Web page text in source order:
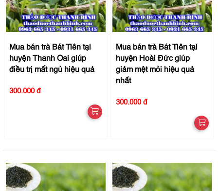
Mua bán trà Bát Tiên tại
huyện Thanh Oai giúp
điều trị mất ngủ hiệu quả
300.000 đ
Mua bán trà Bát Tiên tại
huyện Hoài Đức giúp
giảm mệt mỏi hiệu quả
nhất
300.000 đ